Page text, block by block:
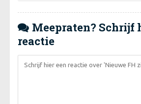
 Meepraten? Schrijf
reactie